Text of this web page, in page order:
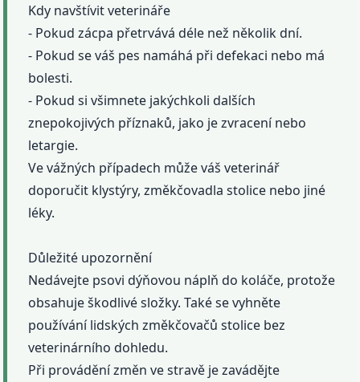
Kdy navštívit veterináře
- Pokud zácpa přetrvává déle než několik dní.
- Pokud se váš pes namáhá při defekaci nebo má
bolesti.
- Pokud si všimnete jakýchkoli dalších
znepokojivých příznaků, jako je zvracení nebo
letargie.
Ve vážných případech může váš veterinář
doporučit klystýry, změkčovadla stolice nebo jiné
léky.
Důležité upozornění
Nedávejte psovi dýňovou náplň do koláče, protože
obsahuje škodlivé složky. Také se vyhněte
používání lidských změkčovačů stolice bez
veterinárního dohledu.
Při provádění změn ve stravě je zavádějte